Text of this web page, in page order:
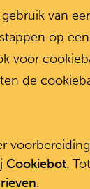
gebruik van
op
voor
de
Cookiebot.
.